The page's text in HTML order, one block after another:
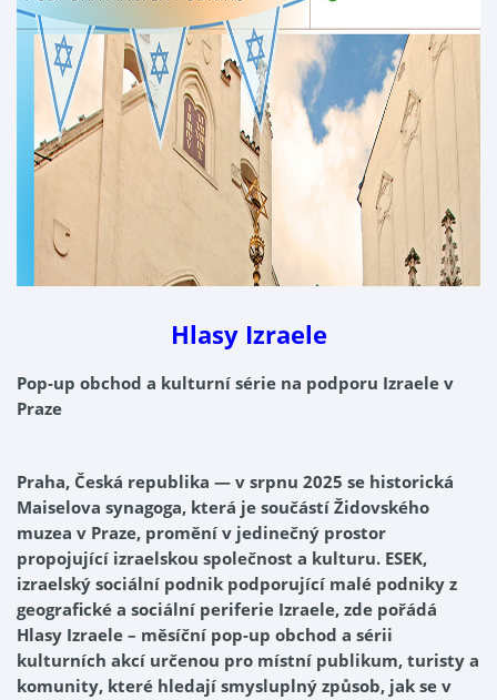
Hlasy Izraele
Pop-up obchod a kulturní série na podporu Izraele v
Praze
Praha, Česká republika — v srpnu 2025 se historická
Maiselova synagoga, která je součástí Židovského
muzea v Praze, promění v jedinečný prostor
propojující izraelskou společnost a kulturu. ESEK,
izraelský sociální podnik podporující malé podniky z
geografické a sociální periferie Izraele, zde pořádá
Hlasy Izraele – měsíční pop-up obchod a sérii
kulturních akcí určenou pro místní publikum, turisty a
komunity, které hledají smysluplný způsob, jak se v